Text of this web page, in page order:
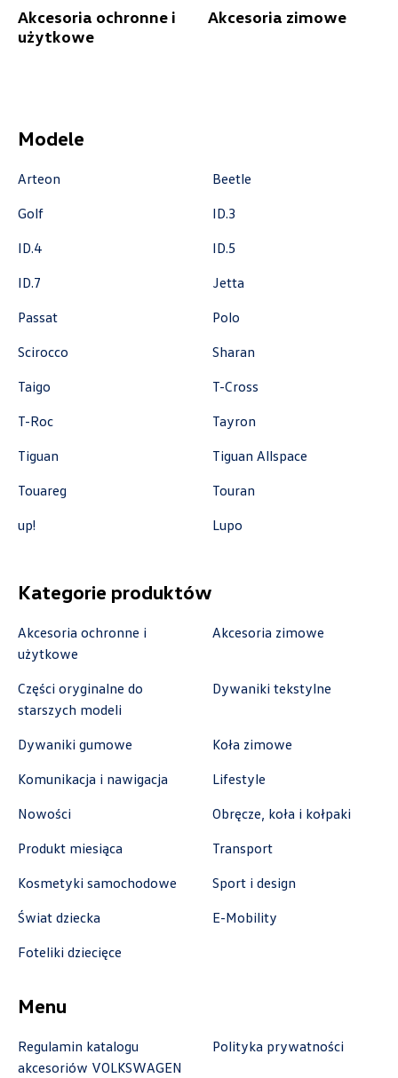
Akcesoria ochronne i
użytkowe
Akcesoria zimowe
sklep@autobaczek.pl
ul. Wyszogrodzka 154, Płock
Auto Group Luzar
ul. Farbiarska 25a, Warszawa
+48 228 991 966
czesci.farbiarska@auto-blak.pl
ul. Warszawska 360, Bielsko-Biała
+48 338 223 010
+48 326 614 000
Modele
Arteon
Beetle
Golf
ID.3
ID.4
ID.5
ID.7
Jetta
Passat
Polo
Scirocco
Sharan
Taigo
T-Cross
T-Roc
Tayron
Tiguan
Tiguan Allspace
Touareg
Touran
up!
Lupo
Kategorie produktów
Akcesoria ochronne i
użytkowe
Akcesoria zimowe
Części oryginalne do
starszych modeli
Dywaniki tekstylne
Dywaniki gumowe
Koła zimowe
Komunikacja i nawigacja
Lifestyle
Nowości
Obręcze, koła i kołpaki
Produkt miesiąca
Transport
Kosmetyki samochodowe
Sport i design
Świat dziecka
E-Mobility
Foteliki dziecięce
Menu
Regulamin katalogu
akcesoriów VOLKSWAGEN
Polityka prywatności